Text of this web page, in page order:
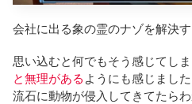
会社に出る象の霊のナゾを解決す
思い込むと何でもそう感じてしま
と無理がある ようにも感じました
流石に動物が侵入してきてたら